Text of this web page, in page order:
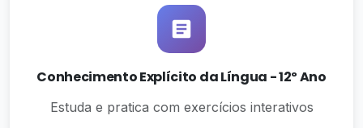
Conhecimento Explícito da Língua - 12º Ano
Estuda e pratica com exercícios interativos